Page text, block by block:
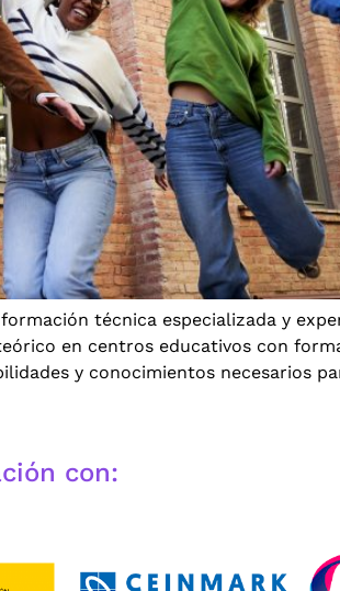
técnica especializada y
en centros educativos con
y conocimientos necesarios
con: